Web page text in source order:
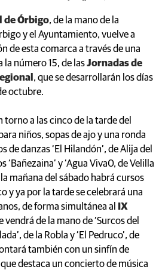
de Órbigo, de la mano de la
y el Ayuntamiento, vuelve a
de esta comarca a través de una
la número 15, de lasJornadas de
, que se desarrollarán los días
octubre.
torno a las cinco de la tarde del
niños, sopas de ajo y una ronda
danzas ‘El Hilandón’, de Alija del
‘Bañezaina’ y ‘Agua Viva0, de Velilla
mañana del sábado habrá cursos
y ya por la tarde se celebrará una
de forma simultánea al
IX
vendrá de la mano de ‘Surcos del
de la Robla y ‘El Pedruco’, de
también con un sinfín de
destaca un concierto de música